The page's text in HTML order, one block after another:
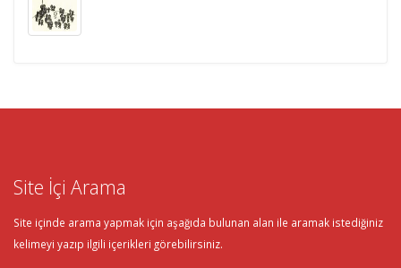
Site İçi Arama
Site içinde arama yapmak için aşağıda bulunan alan ile aramak istediğiniz
kelimeyi yazıp ilgili içerikleri görebilirsiniz.